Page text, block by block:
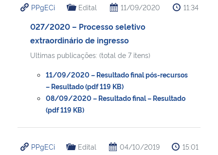
PPgECi Edital 11/09/2020 11:34
027/2020 – Processo seletivo
extraordinário de ingresso
Ultimas publicações: (total de 7 itens)
11/09/2020 – Resultado final pós-recursos
– Resultado (pdf 119 KB)
08/09/2020 – Resultado final – Resultado
(pdf 119 KB)
PPgECi Edital 04/10/2019 15:01